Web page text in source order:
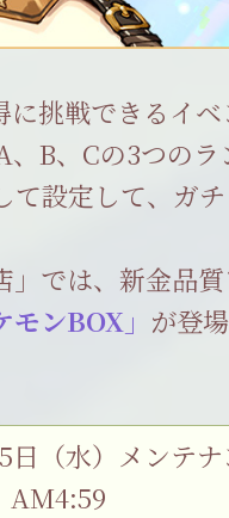
に挑戦できるイ
、B、Cの3つの
て設定して、ガ
」では、新金品
モンBOX」 が登
日（水）メンテ
AM4:59